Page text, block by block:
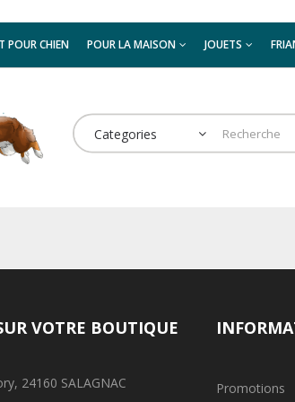
POUR CHIEN POUR LA MAISON JOUETS
Categories
VOTRE BOUTIQUE
24160 SALAGNAC
Promotions